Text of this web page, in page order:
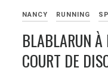
NANCY RUNNING
BLABLARUN
COURT DE